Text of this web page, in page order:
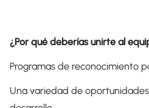
¿Por qué deberías unirte al
Programas de reconocimiento
Una variedad de